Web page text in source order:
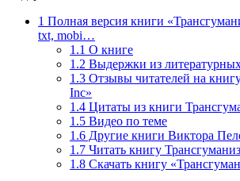
1 Полная версия книги
txt, mobi…
1.1 О книге
1.2 Выдержки из
1.3 Отзывы читателей на
Inc»
1.4 Цитаты из книги
1.5 Видео по теме
1.6 Другие книги Виктора
1.7 Читать книгу
1.8 Скачать книгу